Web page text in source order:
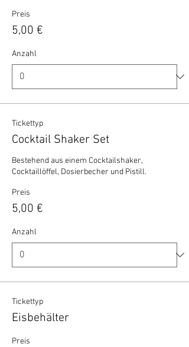
Preis
5,00 €
Anzahl
Tickettyp
Cocktail Shaker Set
Bestehend aus einem Cocktailshaker,
Cocktaillöffel, Dosierbecher und Pistill.
Preis
5,00 €
Anzahl
Tickettyp
Eisbehälter
Preis